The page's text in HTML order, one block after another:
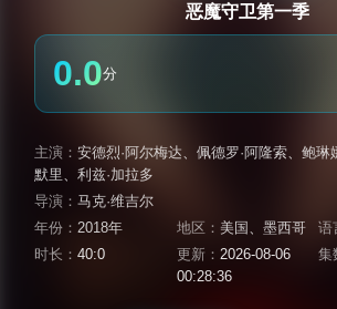
恶魔守卫第一季
0.0分
主演： 安德烈·阿尔梅达、 佩德罗·阿隆索、 鲍琳
默里、 利兹·加拉多
导演： 马克·维吉尔
年份： 2018年 地区： 美国 、 墨西哥 语
时长： 40:0 更新： 2026-08-06
00:28:36
集